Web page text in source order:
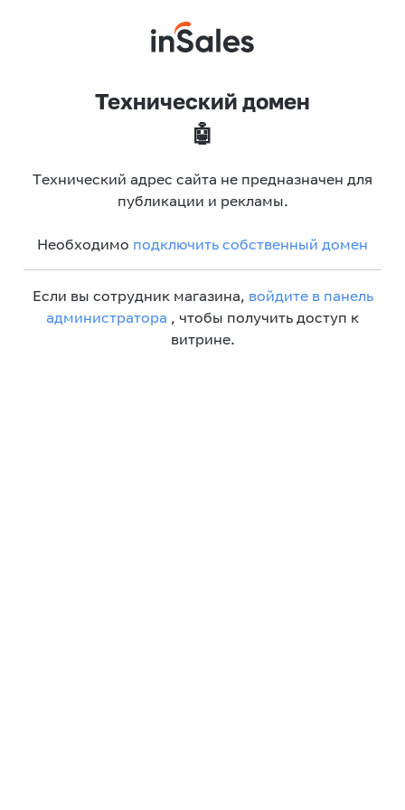
Технический домен
🤖
Технический адрес сайта не предназначен для
публикации и рекламы.
Необходимо подключить собственный домен
Если вы сотрудник магазина, войдите в панель
администратора , чтобы получить доступ к
витрине.